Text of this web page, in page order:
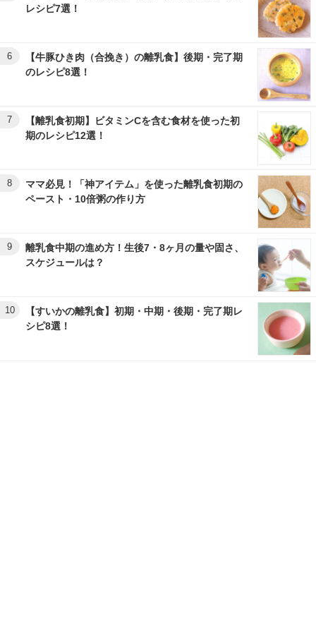
レシピ7選！
6
【牛豚ひき肉（合挽き）の離乳食】後期・完了期
のレシピ8選！
7
【離乳食初期】ビタミンCを含む食材を使った初
期のレシピ12選！
8
ママ必見！「神アイテム」を使った離乳食初期の
ペースト・10倍粥の作り方
9
離乳食中期の進め方！生後7・8ヶ月の量や固さ、
スケジュールは？
10
【すいかの離乳食】初期・中期・後期・完了期レ
シピ8選！